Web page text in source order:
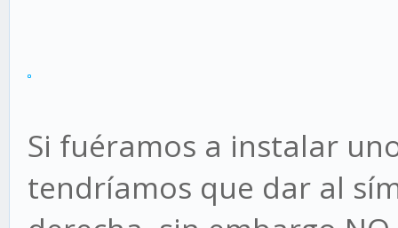
Si fuéramos a instalar
tendríamos que dar al